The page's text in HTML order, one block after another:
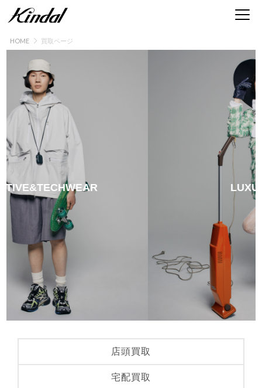
HOME 買取ページ
ブランド古着買取 | 服・時計・バッグ・靴・ア
LUXURY
店頭買取
宅配買取